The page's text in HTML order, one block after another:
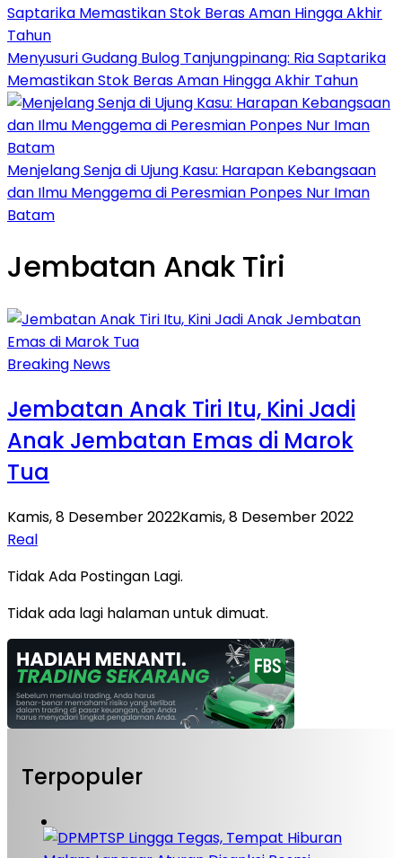
Menyusuri Gudang Bulog Tanjungpinang: Ria Saptarika
Memastikan Stok Beras Aman Hingga Akhir Tahun
Menjelang Senja di Ujung Kasu: Harapan Kebangsaan
dan Ilmu Menggema di Peresmian Ponpes Nur Iman
Batam
Jembatan Anak Tiri
Breaking News
Jembatan Anak Tiri Itu, Kini Jadi
Anak Jembatan Emas di Marok
Tua
Kamis, 8 Desember 2022Kamis, 8 Desember 2022
Real
Tidak Ada Postingan Lagi.
Tidak ada lagi halaman untuk dimuat.
Terpopuler